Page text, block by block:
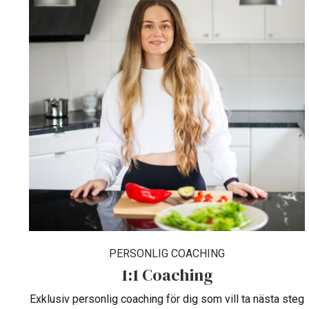
PERSONLIG COACHING
1:1 Coaching
Exklusiv personlig coaching för dig som vill ta nästa steg